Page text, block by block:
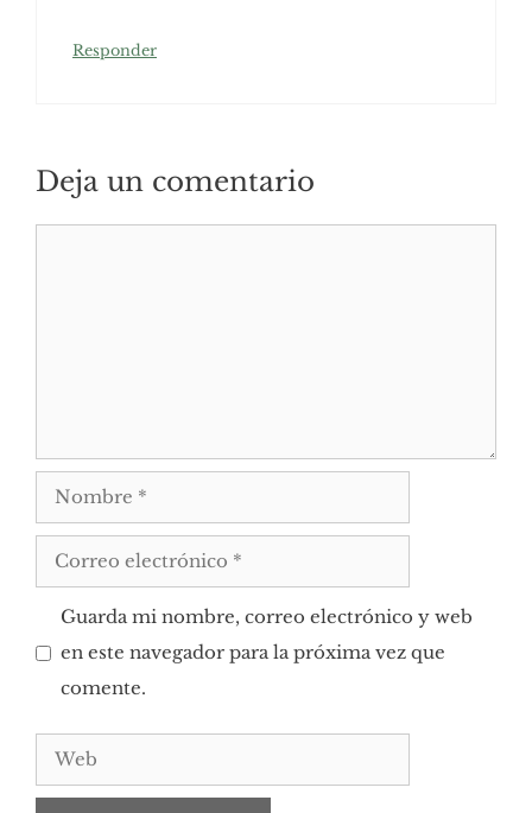
Responder
Deja un comentario
Nombre
Correo
electrónico
Guarda mi nombre, correo electrónico y web
en este navegador para la próxima vez que
comente.
Web